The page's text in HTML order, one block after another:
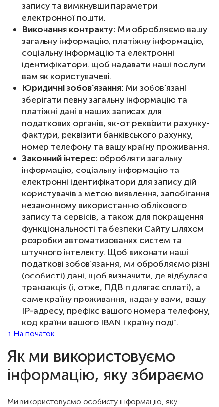
запису та вимкнувши параметри
електронної пошти.
Виконання контракту: Ми обробляємо вашу
загальну інформацію, платіжну інформацію,
соціальну інформацію та електронні
ідентифікатори, щоб надавати наші послуги
вам як користувачеві.
Юридичні зобов'язання: Ми зобов’язані
зберігати певну загальну інформацію та
платіжні дані в наших записах для
податкових органів, як-от реквізити рахунку-
фактури, реквізити банківського рахунку,
номер телефону та вашу країну проживання.
Законний інтерес: обробляти загальну
інформацію, соціальну інформацію та
електронні ідентифікатори для запису дій
користувачів з метою виявлення, запобігання
незаконному використанню облікового
запису та сервісів, а також для покращення
функціональності та безпеки Сайту шляхом
розробки автоматизованих систем та
штучного інтелекту. Щоб виконати наші
податкові зобов’язання, ми обробляємо різні
(особисті) дані, щоб визначити, де відбулася
транзакція (і, отже, ПДВ підлягає сплаті), а
саме країну проживання, надану вами, вашу
IP-адресу, префікс вашого номера телефону,
код країни вашого IBAN і країну події.
↑ На початок
Як ми використовуємо
інформацію, яку збираємо
Ми використовуємо особисту інформацію, яку